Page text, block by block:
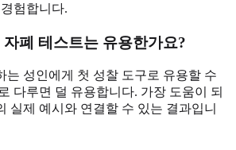
험합니다.
폐 테스트는 유용한가요?
는 성인에게 첫 성찰 도구로 유용할 수
다루면 덜 유용합니다. 가장 도움이 되
실제 예시와 연결할 수 있는 결과입니